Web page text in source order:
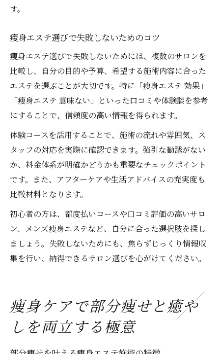
す。
痩身エステ選びで失敗しないためのコツ
痩身エステ選びで失敗しないためには、複数のサロンを
比較し、自分の目的や予算、希望する施術内容に合った
エステを選ぶことが大切です。特に「痩身エステ 効果」
「痩身エステ 意味ない」といった口コミや体験談を参考
にすることで、信頼度の高い情報を得られます。
体験コースを活用することで、施術の流れや雰囲気、ス
タッフの対応を実際に確認できます。強引な勧誘がない
か、料金体系が明確かどうかも重要なチェックポイント
です。また、アフターケアや生活アドバイスの充実度も
比較材料となります。
初心者の方は、都度払いコースや口コミ評価の高いサロ
ン、メンズ痩身エステなど、自分に合った選択肢を探し
ましょう。失敗しないためにも、焦らずじっくり情報収
集を行い、納得できるサロン選びを心がけてください。
痩身ケアで部分痩せと癒や
しを両立する極意